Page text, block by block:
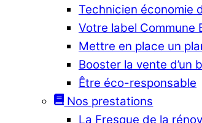
Technicien économie
Votre label Commune
Mettre en place un
Booster la vente d’un
Être éco-responsable
Nos prestations
La Fresque de la